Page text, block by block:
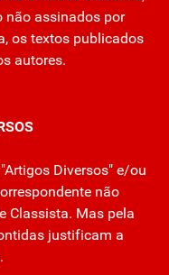
não assinados por
os textos publicados
autores.
Diversos" e/ou
não
Classista. Mas pela
justificam a